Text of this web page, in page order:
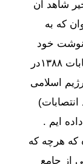
شاهد آن
که به
خود
۱۳۸۸در
اسلامی
انتصابات)
داده ایم .
که هرچه که
از جامع